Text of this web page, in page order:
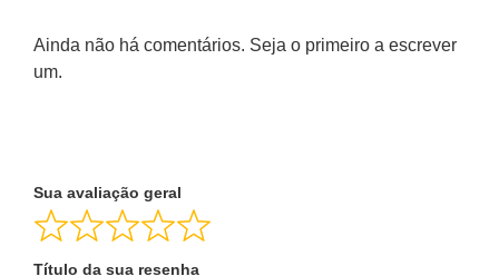
Ainda não há comentários. Seja o primeiro a escrever
um.
Sua avaliação geral
Título da sua resenha